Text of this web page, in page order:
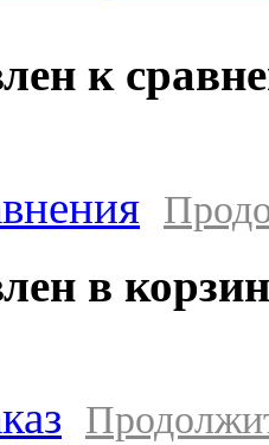
к
в